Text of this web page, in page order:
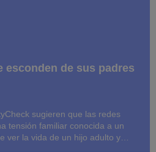
esconden de sus padres
sugieren que las redes
tensión familiar conocida a un
ver la vida de un hijo adulto y